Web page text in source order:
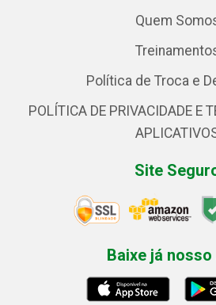
Quem
Política de Troca e
POLÍTICA DE PRIVACIDADE E
Site
Baixe já nosso